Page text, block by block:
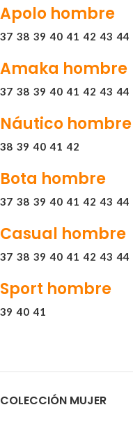
Apolo hombre
37 38 39 40 41 42 43 44
Amaka hombre
37 38 39 40 41 42 43 44
Náutico hombre
38 39 40 41 42
Bota hombre
37 38 39 40 41 42 43 44
Casual hombre
37 38 39 40 41 42 43 44
Sport hombre
39 40 41
COLECCIÓN MUJER